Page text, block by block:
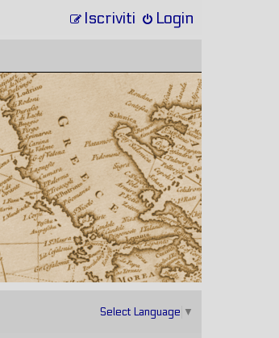
Login
Iscriviti
Select Language ▼